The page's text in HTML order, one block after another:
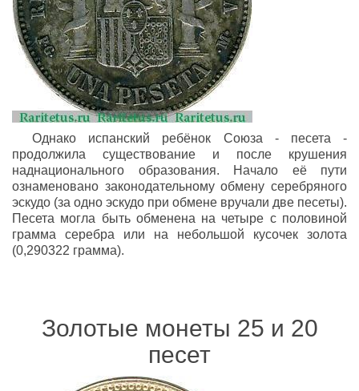
Однако испанский ребёнок Союза - песета -
продолжила существование и после крушения
наднационального образования. Начало её пути
ознаменовано законодательному обмену серебряного
эскудо (за одно эскудо при обмене вручали две песеты).
Песета могла быть обменена на четыре с половиной
грамма серебра или на небольшой кусочек золота
(0,290322 грамма).
Золотые монеты 25 и 20
песет